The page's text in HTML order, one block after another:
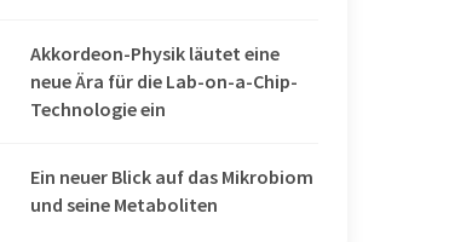
Akkordeon-Physik läutet eine
neue Ära für die Lab-on-a-Chip-
Technologie ein
Ein neuer Blick auf das Mikrobiom
und seine Metaboliten